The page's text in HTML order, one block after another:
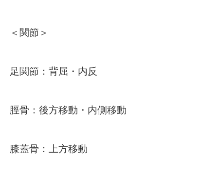
＜関節＞
足関節：背屈・内反
脛骨：後方移動・内側移動
膝蓋骨：上方移動